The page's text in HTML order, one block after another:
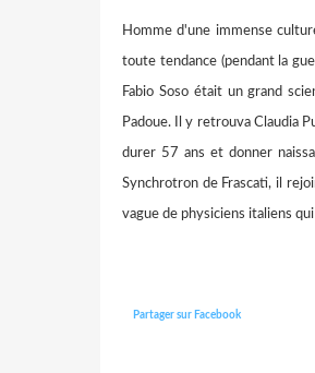
Homme d'une immense
toute tendance (pendant la
Fabio Soso était un grand
Padoue. Il y retrouva Claudia
durer 57 ans et donner
Synchrotron de Frascati, il
vague de physiciens italiens
Partager sur Facebook